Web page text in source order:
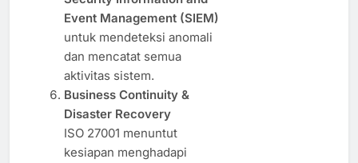
Event Management (SIEM)
untuk mendeteksi anomali
dan mencatat semua
aktivitas sistem.
Business Continuity &
Disaster Recovery
ISO 27001 menuntut
kesiapan menghadapi